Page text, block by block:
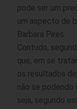
pode ser um
um aspecto de
Barbara Pires.
Contudo,
que, em se
os resultados
não se podendo
seja, segundo